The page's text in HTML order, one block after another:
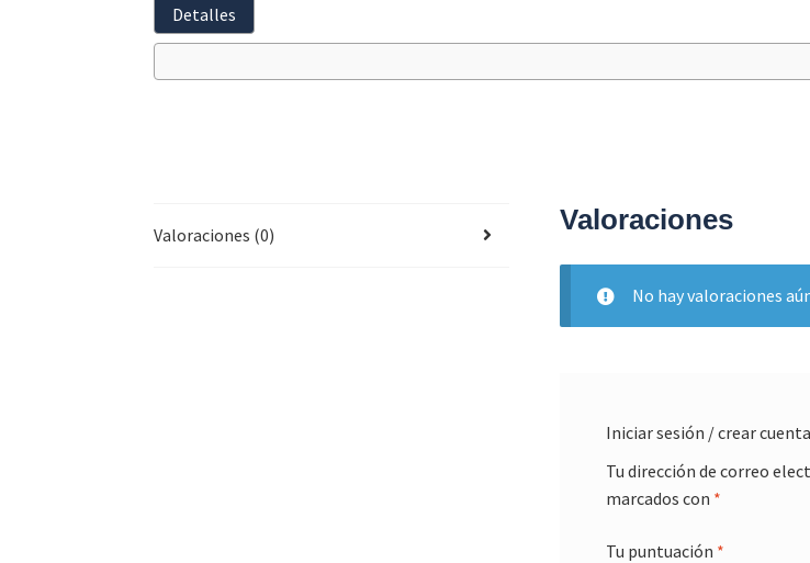
Detalles
Valoraciones (0) Valoraciones
No hay valoraciones
Iniciar sesión / crear
Tu dirección de correo
marcados con *
Tu puntuación *